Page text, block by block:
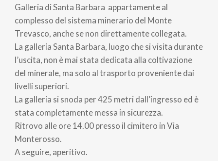
Galleria di Santa Barbara appartamente al
complesso del sistema minerario del Monte
Trevasco, anche se non direttamente collegata.
La galleria Santa Barbara, luogo che si visita durante
l’uscita, non è mai stata dedicata alla coltivazione
del minerale, ma solo al trasporto proveniente dai
livelli superiori.
La galleria si snoda per 425 metri dall’ingresso ed è
stata completamente messa in sicurezza.
Ritrovo alle ore 14.00 presso il cimitero in Via
Monterosso.
A seguire, aperitivo.